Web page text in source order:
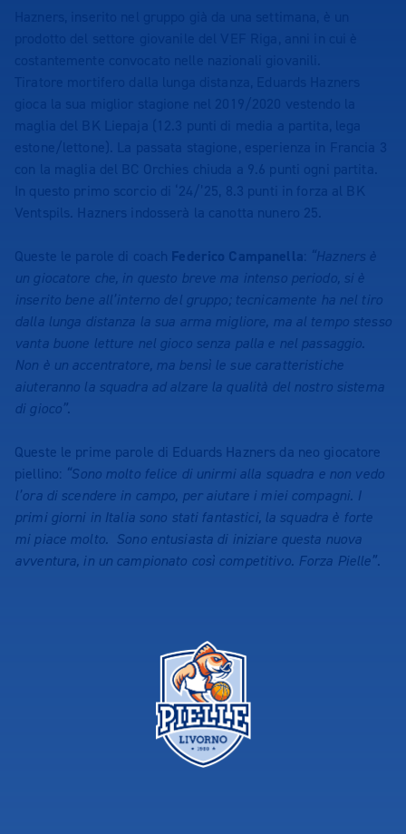
In questo primo scorcio di ‘24/’25, 8.3 punti in forza al BK
Ventspils. Hazners indosserà la canotta nunero 25.
Queste le parole di coach Federico Campanella: “Hazners è
un giocatore che, in questo breve ma intenso periodo, si è
inserito bene all’interno del gruppo; tecnicamente ha nel tiro
dalla lunga distanza la sua arma migliore, ma al tempo stesso
vanta buone letture nel gioco senza palla e nel passaggio.
Non è un accentratore, ma bensì le sue caratteristiche
aiuteranno la squadra ad alzare la qualità del nostro sistema
di gioco”.
Queste le prime parole di Eduards Hazners da neo giocatore
piellino: “Sono molto felice di unirmi alla squadra e non vedo
l’ora di scendere in campo, per aiutare i miei compagni. I
primi giorni in Italia sono stati fantastici, la squadra è forte
mi piace molto. Sono entusiasta di iniziare questa nuova
avventura, in un campionato così competitivo. Forza Pielle”.